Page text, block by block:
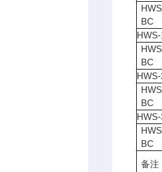
BC
BC
BC
BC
备注